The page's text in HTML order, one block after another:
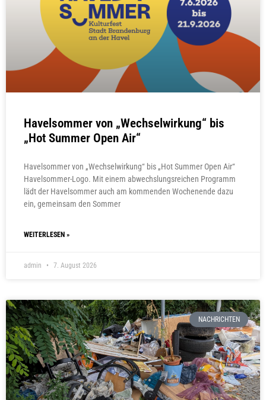
Havelsommer von „Wechselwirkung“ bis
„Hot Summer Open Air“
Havelsommer von „Wechselwirkung“ bis „Hot Summer Open Air“
Havelsommer-Logo. Mit einem abwechslungsreichen Programm
lädt der Havelsommer auch am kommenden Wochenende dazu
ein, gemeinsam den Sommer
WEITERLESEN »
admin 7. August 2026
NACHRICHTEN